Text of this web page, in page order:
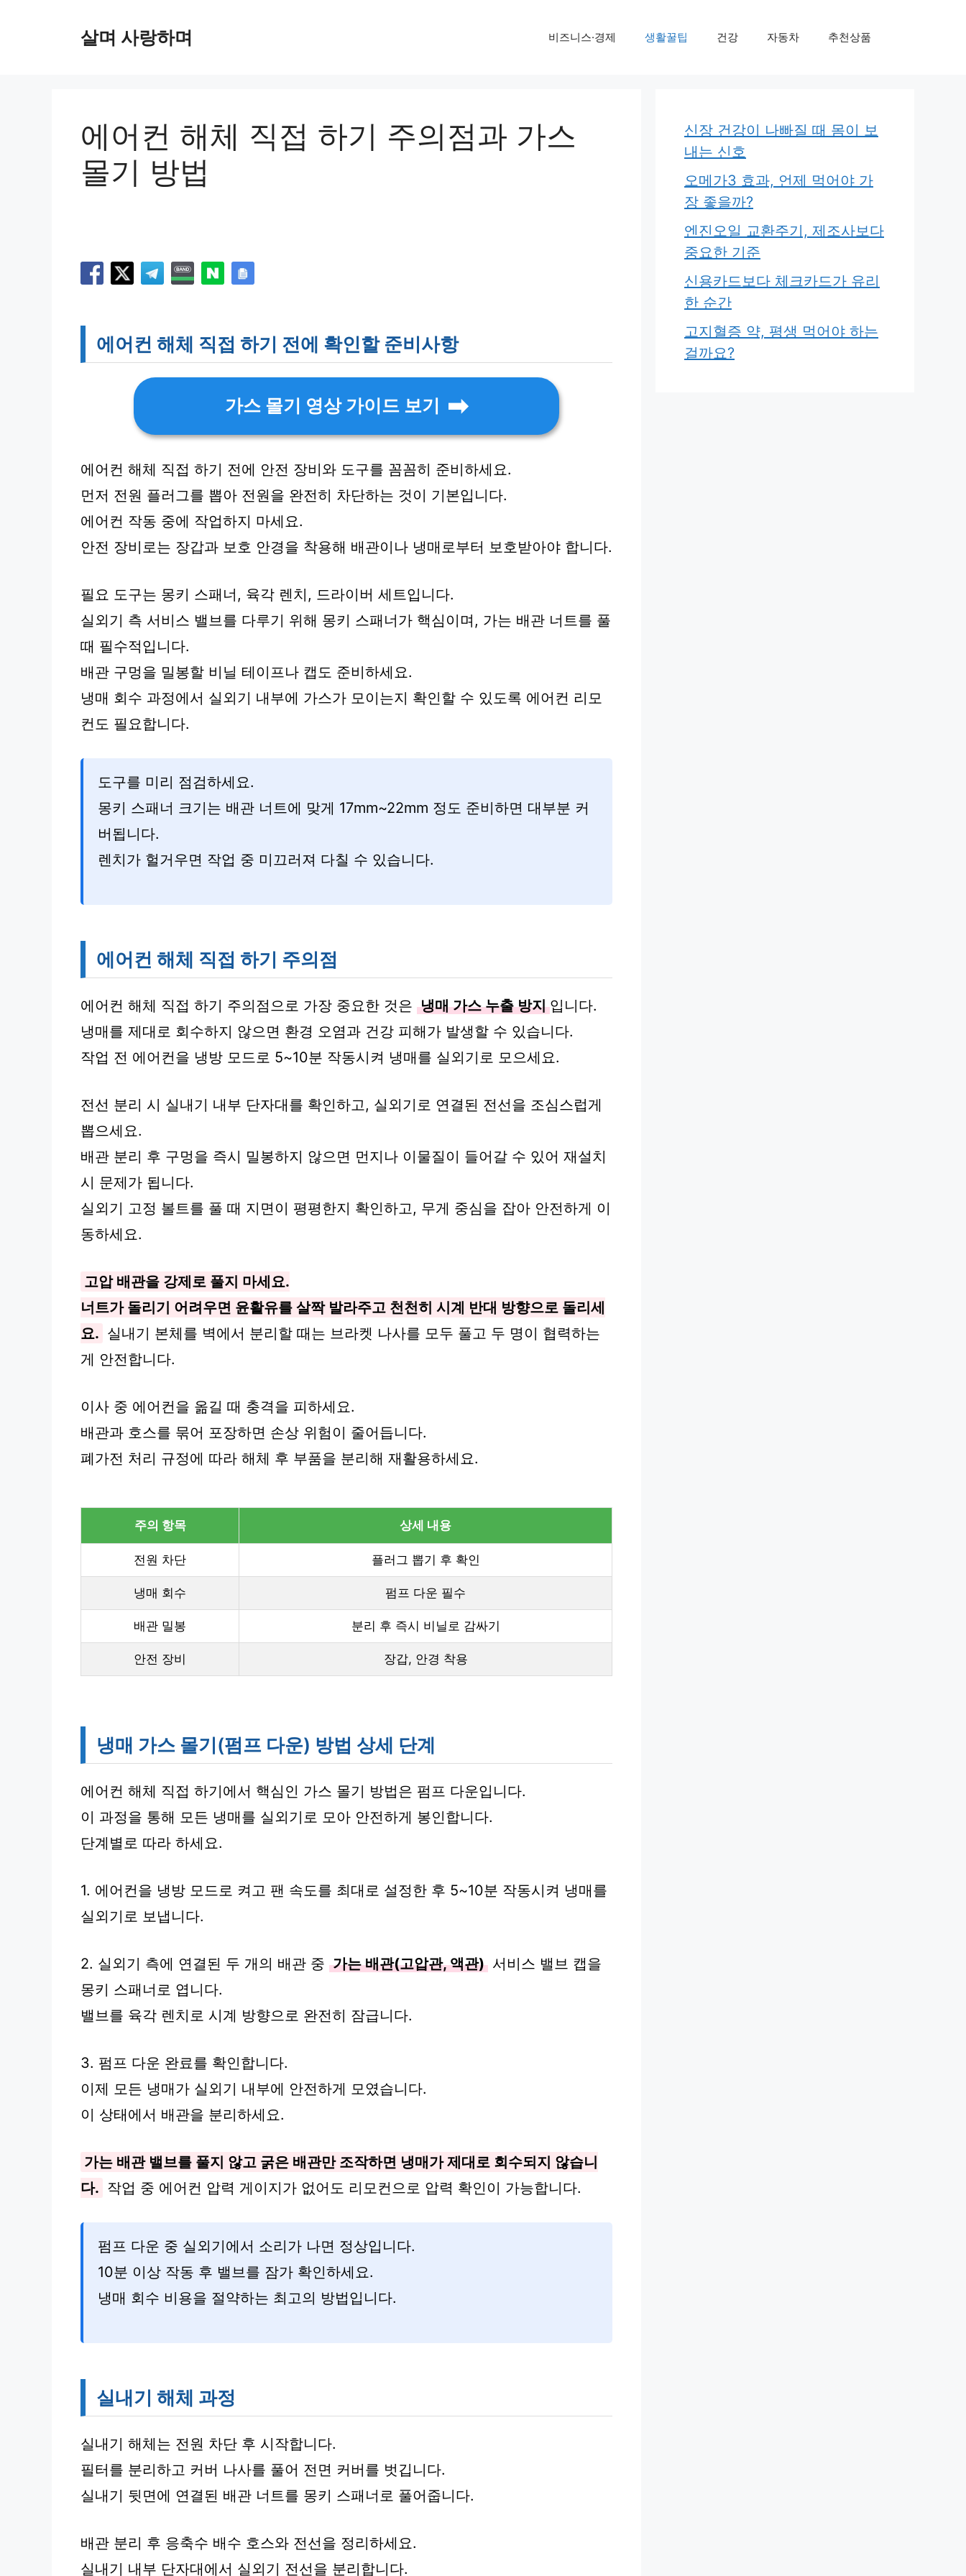
살며 사랑하며 비즈니스·경제 생활꿀팁 건강 자동차 추천상품
에어컨 해체 직접 하기 주의점과 가스
몰기 방법
에어컨 해체 직접 하기 전에 확인할 준비사항
가스 몰기 영상 가이드 보기
에어컨 해체 직접 하기 전에 안전 장비와 도구를 꼼꼼히 준비하세요.
먼저 전원 플러그를 뽑아 전원을 완전히 차단하는 것이 기본입니다.
에어컨 작동 중에 작업하지 마세요.
안전 장비로는 장갑과 보호 안경을 착용해 배관이나 냉매로부터 보호받아야 합니다.
필요 도구는 몽키 스패너, 육각 렌치, 드라이버 세트입니다.
실외기 측 서비스 밸브를 다루기 위해 몽키 스패너가 핵심이며, 가는 배관 너트를 풀
때 필수적입니다.
배관 구멍을 밀봉할 비닐 테이프나 캡도 준비하세요.
냉매 회수 과정에서 실외기 내부에 가스가 모이는지 확인할 수 있도록 에어컨 리모
컨도 필요합니다.
도구를 미리 점검하세요.
몽키 스패너 크기는 배관 너트에 맞게 17mm~22mm 정도 준비하면 대부분 커
버됩니다.
렌치가 헐거우면 작업 중 미끄러져 다칠 수 있습니다.
에어컨 해체 직접 하기 주의점
에어컨 해체 직접 하기 주의점으로 가장 중요한 것은 냉매 가스 누출 방지 입니다.
냉매를 제대로 회수하지 않으면 환경 오염과 건강 피해가 발생할 수 있습니다.
작업 전 에어컨을 냉방 모드로 5~10분 작동시켜 냉매를 실외기로 모으세요.
전선 분리 시 실내기 내부 단자대를 확인하고, 실외기로 연결된 전선을 조심스럽게
뽑으세요.
배관 분리 후 구멍을 즉시 밀봉하지 않으면 먼지나 이물질이 들어갈 수 있어 재설치
시 문제가 됩니다.
실외기 고정 볼트를 풀 때 지면이 평평한지 확인하고, 무게 중심을 잡아 안전하게 이
동하세요.
고압 배관을 강제로 풀지 마세요.
너트가 돌리기 어려우면 윤활유를 살짝 발라주고 천천히 시계 반대 방향으로 돌리세
요. 실내기 본체를 벽에서 분리할 때는 브라켓 나사를 모두 풀고 두 명이 협력하는
게 안전합니다.
이사 중 에어컨을 옮길 때 충격을 피하세요.
배관과 호스를 묶어 포장하면 손상 위험이 줄어듭니다.
폐가전 처리 규정에 따라 해체 후 부품을 분리해 재활용하세요.
주의 항목 상세 내용
전원 차단 플러그 뽑기 후 확인
냉매 회수 펌프 다운 필수
배관 밀봉 분리 후 즉시 비닐로 감싸기
안전 장비 장갑, 안경 착용
냉매 가스 몰기(펌프 다운) 방법 상세 단계
에어컨 해체 직접 하기에서 핵심인 가스 몰기 방법은 펌프 다운입니다.
이 과정을 통해 모든 냉매를 실외기로 모아 안전하게 봉인합니다.
단계별로 따라 하세요.
1. 에어컨을 냉방 모드로 켜고 팬 속도를 최대로 설정한 후 5~10분 작동시켜 냉매를
실외기로 보냅니다.
2. 실외기 측에 연결된 두 개의 배관 중 가는 배관(고압관, 액관) 서비스 밸브 캡을
몽키 스패너로 엽니다.
밸브를 육각 렌치로 시계 방향으로 완전히 잠급니다.
3. 펌프 다운 완료를 확인합니다.
이제 모든 냉매가 실외기 내부에 안전하게 모였습니다.
이 상태에서 배관을 분리하세요.
가는 배관 밸브를 풀지 않고 굵은 배관만 조작하면 냉매가 제대로 회수되지 않습니
다. 작업 중 에어컨 압력 게이지가 없어도 리모컨으로 압력 확인이 가능합니다.
펌프 다운 중 실외기에서 소리가 나면 정상입니다.
10분 이상 작동 후 밸브를 잠가 확인하세요.
냉매 회수 비용을 절약하는 최고의 방법입니다.
실내기 해체 과정
실내기 해체는 전원 차단 후 시작합니다.
필터를 분리하고 커버 나사를 풀어 전면 커버를 벗깁니다.
실내기 뒷면에 연결된 배관 너트를 몽키 스패너로 풀어줍니다.
배관 분리 후 응축수 배수 호스와 전선을 정리하세요.
실내기 내부 단자대에서 실외기 전선을 분리합니다.
신장 건강이 나빠질 때 몸이 보
내는 신호
오메가3 효과, 언제 먹어야 가
장 좋을까?
엔진오일 교환주기, 제조사보다
중요한 기준
신용카드보다 체크카드가 유리
한 순간
고지혈증 약, 평생 먹어야 하는
걸까요?